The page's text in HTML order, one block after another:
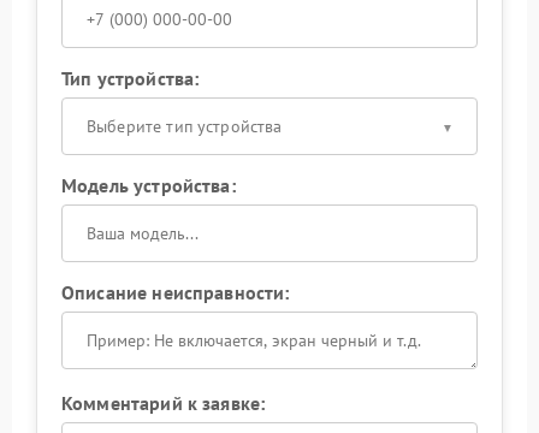
Тип устройства:
Выберите тип устройства
Модель устройства:
Описание неисправности:
Комментарий к заявке: